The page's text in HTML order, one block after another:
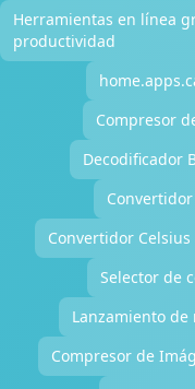
Herramientas en línea
productividad
Compresor
Decodificador
Convertidor
Selector de
Lanzamiento de
Compresor de